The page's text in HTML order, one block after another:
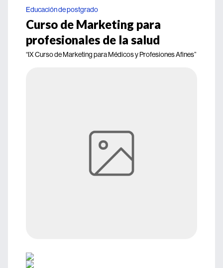
Educación de postgrado
Curso de Marketing para
profesionales de la salud
“IX Curso de Marketing para Médicos y Profesiones Afines”